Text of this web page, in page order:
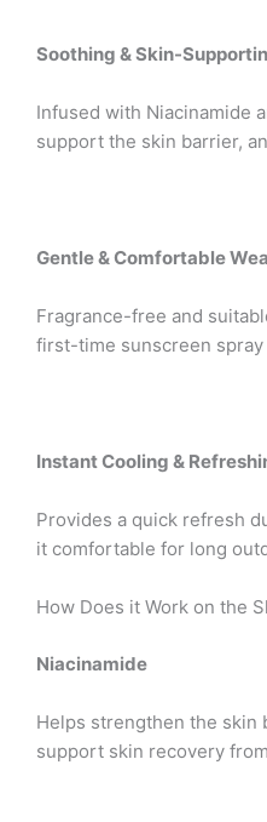
Soothing & Skin-
Infused with Niacinamide
support the skin barrier,
Gentle & Comfortable
Fragrance-free and
first-time sunscreen spray
Instant Cooling &
Provides a quick refresh
it comfortable for long
How Does it Work on the
Niacinamide
Helps strengthen the skin
support skin recovery